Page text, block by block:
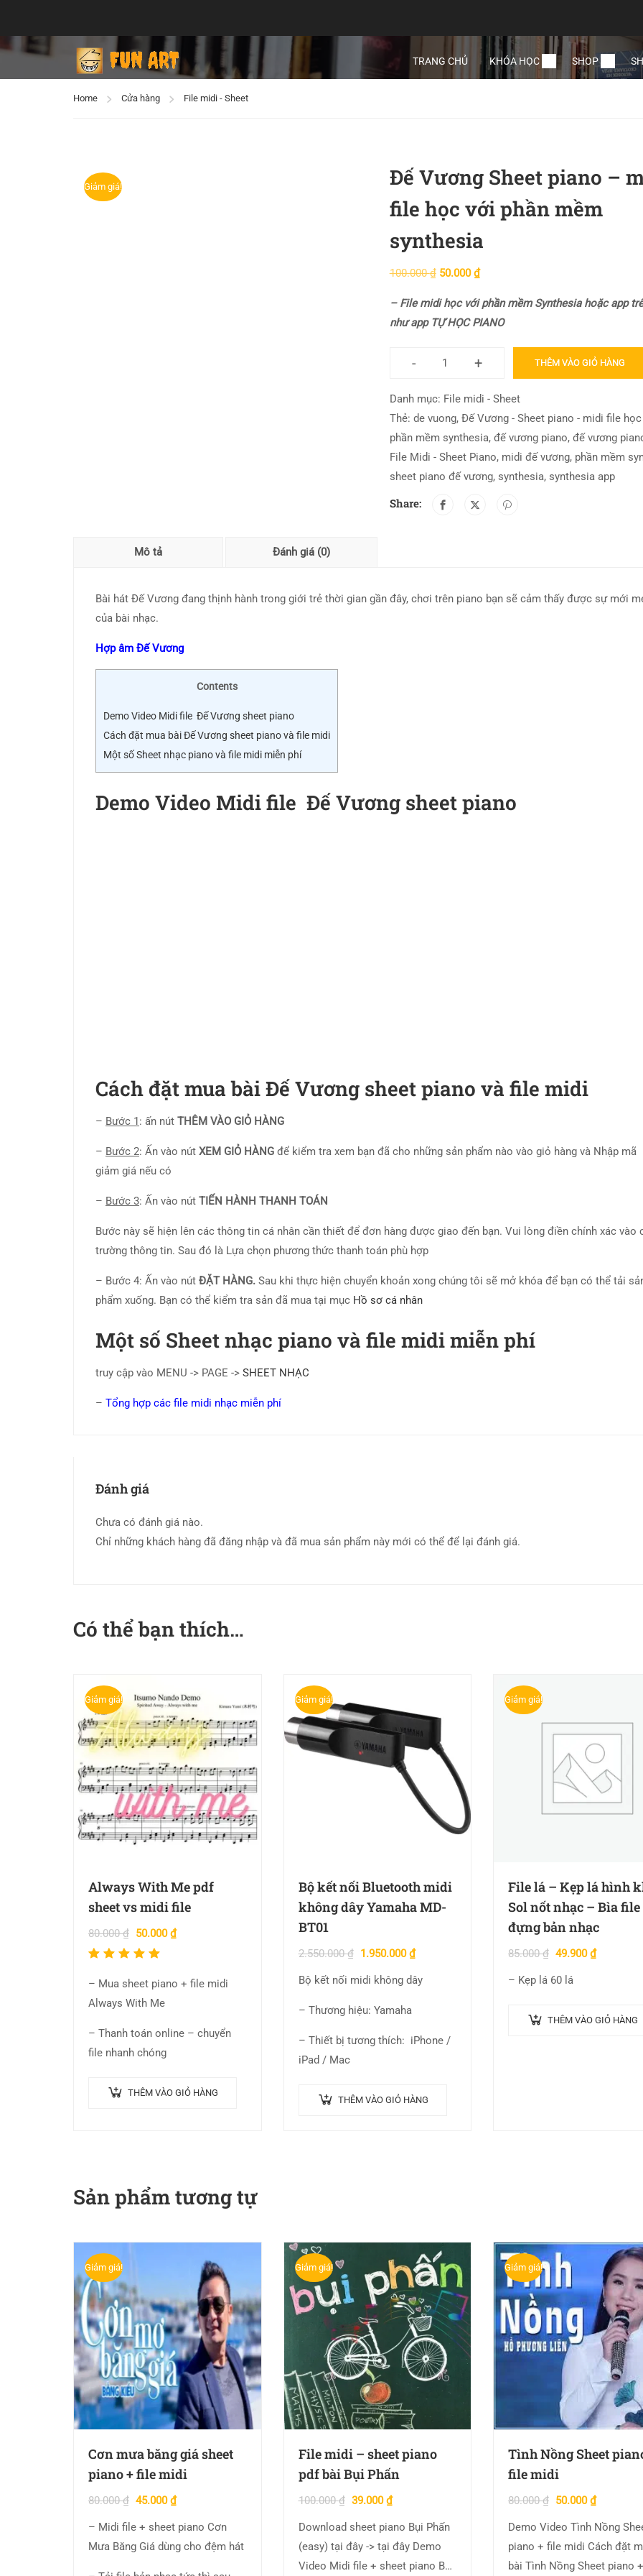
TRANG CHỦ KHÓA HỌC SHOP
Home Cửa hàng File midi - Sheet
Giảm giá!
Đế Vương Sheet piano –
file học với phần mềm
synthesia
100.000₫ 50.000₫
– File midi học với phần mềm Synthesia hoặc app
như app TỰ HỌC PIANO
- + THÊM VÀO GIỎ HÀNG
Danh mục: File midi - Sheet
Thẻ: de vuong, Đế Vương - Sheet piano - midi file
phần mềm synthesia, đế vương piano, đế vương
File Midi - Sheet Piano, midi đế vương, phần mềm
sheet piano đế vương, synthesia, synthesia app
Share:
Mô tả Đánh giá (0)
Bài hát Đế Vương đang thịnh hành trong giới trẻ thời gian gần đây, chơi trên piano bạn sẽ cảm thấy được sự mới
của bài nhạc.
Hợp âm Đế Vương
Contents
Demo Video Midi file Đế Vương sheet piano
Cách đặt mua bài Đế Vương sheet piano và file midi
Một số Sheet nhạc piano và file midi miễn phí
Demo Video Midi file Đế Vương sheet piano
Cách đặt mua bài Đế Vương sheet piano và file midi
– Bước 1: ấn nút THÊM VÀO GIỎ HÀNG
– Bước 2: Ấn vào nút XEM GIỎ HÀNG để kiểm tra xem bạn đã cho những sản phẩm nào vào giỏ hàng và Nhập mã
giảm giá nếu có
– Bước 3: Ấn vào nút TIẾN HÀNH THANH TOÁN
Bước này sẽ hiện lên các thông tin cá nhân cần thiết để đơn hàng được giao đến bạn. Vui lòng điền chính xác vào
trường thông tin. Sau đó là Lựa chọn phương thức thanh toán phù hợp
– Bước 4: Ấn vào nút ĐẶT HÀNG. Sau khi thực hiện chuyển khoản xong chúng tôi sẽ mở khóa để bạn có thể tải
phẩm xuống. Bạn có thể kiểm tra sản đã mua tại mục Hồ sơ cá nhân
Một số Sheet nhạc piano và file midi miễn phí
truy cập vào MENU -> PAGE -> SHEET NHẠC
– Tổng hợp các file midi nhạc miễn phí
Đánh giá
Chưa có đánh giá nào.
Chỉ những khách hàng đã đăng nhập và đã mua sản phẩm này mới có thể để lại đánh giá.
Có thể bạn thích…
Giảm giá!
Always With Me pdf
sheet vs midi file
80.000₫ 50.000₫
Được xếp
5.005
sao
– Mua sheet piano + file midi
Always With Me
– Thanh toán online – chuyển
file nhanh chóng
THÊM VÀO GIỎ HÀNG
Giảm giá!
Bộ kết nối Bluetooth midi
không dây Yamaha MD-
BT01
2.550.000₫ 1.950.000₫
Bộ kết nối midi không dây
– Thương hiệu: Yamaha
– Thiết bị tương thích: iPhone /
iPad / Mac
THÊM VÀO GIỎ HÀNG
Giảm giá!
File lá – Kẹp lá hình
Sol nốt nhạc – Bìa file
đựng bản nhạc
85.000₫ 49.900₫
– Kẹp lá 60 lá
THÊM VÀO GIỎ HÀNG
Sản phẩm tương tự
Giảm giá!
Cơn mưa băng giá sheet
piano + file midi
80.000₫ 45.000₫
– Midi file + sheet piano Cơn
Mưa Băng Giá dùng cho đệm hát
Giảm giá!
File midi – sheet piano
pdf bài Bụi Phấn
100.000₫ 39.000₫
Download sheet piano Bụi Phấn
(easy) tại đây -> tại đây Demo
Video Midi file + sheet piano Bụi
Giảm giá!
Tình Nồng Sheet
file midi
80.000₫ 50.000₫
Demo Video Tình Nồng
piano + file midi Cách đặt
bài Tình Nồng Sheet piano